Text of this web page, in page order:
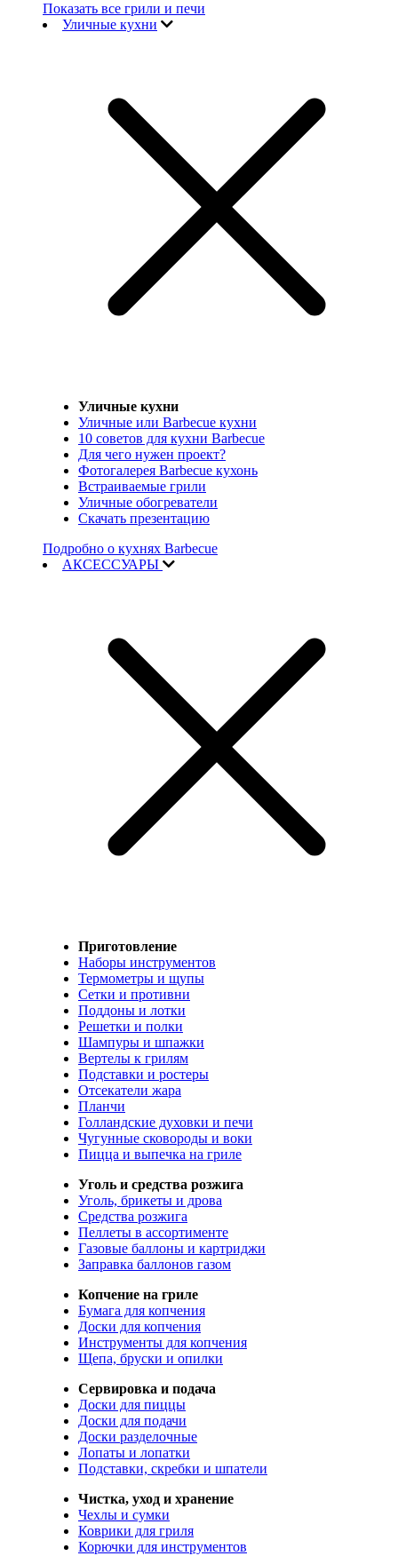
Показать все грили и печи
Уличные кухни
Уличные кухни
Уличные или Barbecue кухни
10 советов для кухни Barbecue
Для чего нужен проект?
Фотогалерея Barbecue кухонь
Встраиваемые грили
Уличные обогреватели
Скачать презентацию
Подробно о кухнях Barbecue
АКСЕССУАРЫ
Приготовление
Наборы инструментов
Термометры и щупы
Сетки и противни
Поддоны и лотки
Решетки и полки
Шампуры и шпажки
Вертелы к грилям
Подставки и ростеры
Отсекатели жара
Планчи
Голландские духовки и печи
Чугунные сковороды и воки
Пицца и выпечка на гриле
Уголь и средства розжига
Уголь, брикеты и дрова
Средства розжига
Пеллеты в ассортименте
Газовые баллоны и картриджи
Заправка баллонов газом
Копчение на гриле
Бумага для копчения
Доски для копчения
Инструменты для копчения
Щепа, бруски и опилки
Сервировка и подача
Доски для пиццы
Доски для подачи
Доски разделочные
Лопаты и лопатки
Подставки, скребки и шпатели
Чистка, уход и хранение
Чехлы и сумки
Коврики для гриля
Корючки для инструментов